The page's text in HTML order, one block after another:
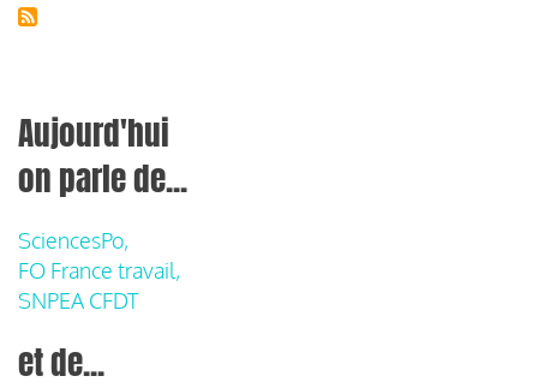
Aujourd'hui
on parle de...
SciencesPo,
FO France travail,
SNPEA CFDT
et de...